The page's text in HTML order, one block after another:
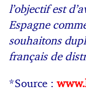
l’objectif est
Espagne
souhaitons
français de
*Source :